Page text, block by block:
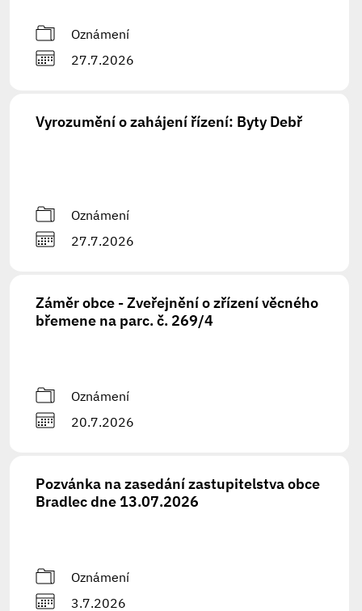
Oznámení
27.7.2026
Vyrozumění o zahájení řízení: Byty Debř
Oznámení
27.7.2026
Záměr obce - Zveřejnění o zřízení věcného
břemene na parc. č. 269/4
Oznámení
20.7.2026
Pozvánka na zasedání zastupitelstva obce
Bradlec dne 13.07.2026
Oznámení
3.7.2026